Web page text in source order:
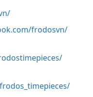
frodosvn/